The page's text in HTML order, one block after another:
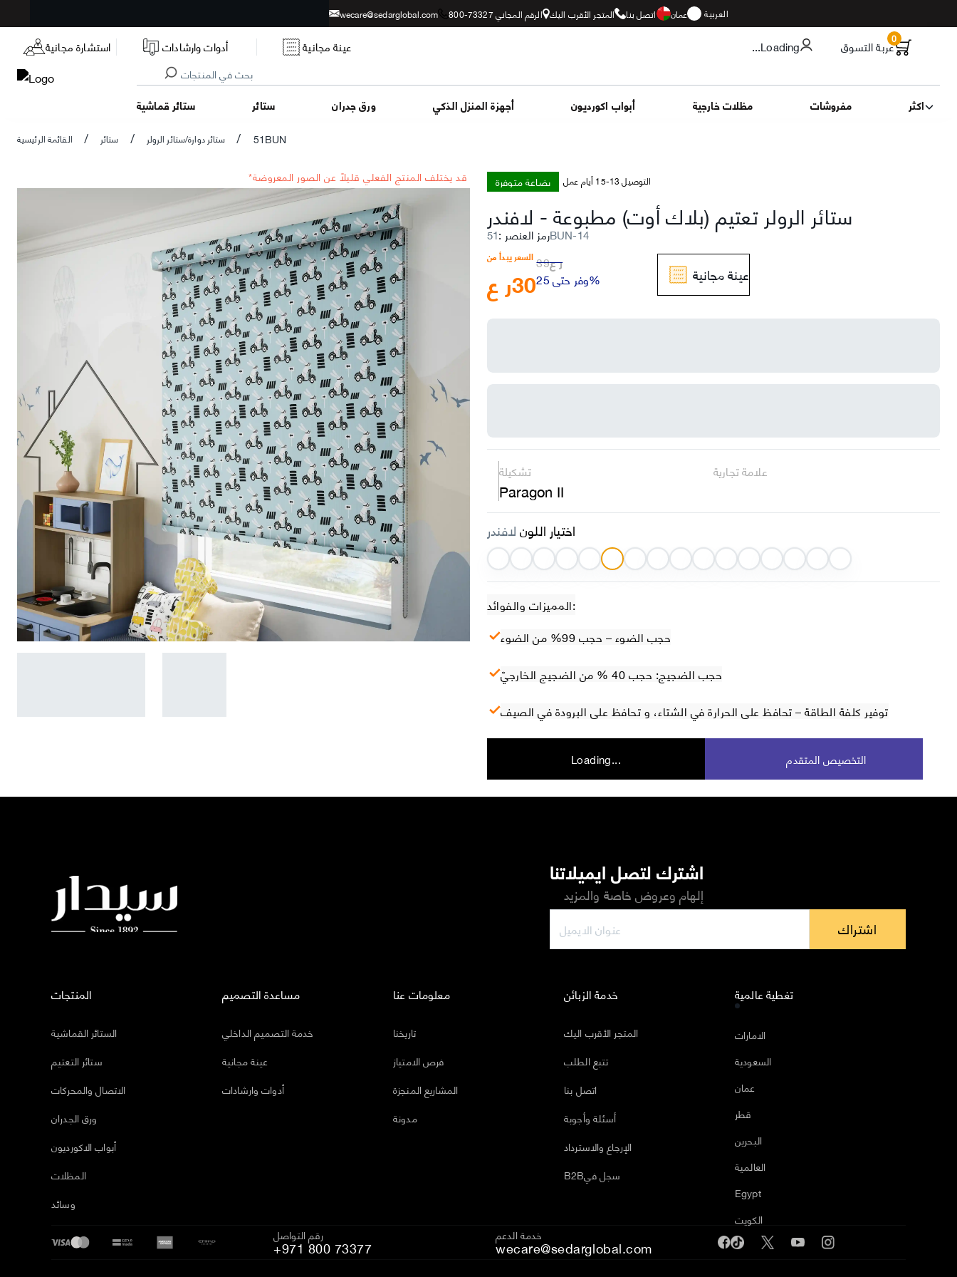
wecare@sedarglobal.com الرقم المجاني 73327-800 المتجر الأقرب اليك اتصل بنا عمان العربية
استشارة مجانية أدوات وارشادات عينة مجانية ...Loading عربة التسوق0
ستائر قماشية ستائر ورق جدران أجهزة المنزل الذكي أبواب اكورديون مظلات خارجية مفروشات اكثر
القائمة الرئيسية / ستائر / ستائر دوارة/ستائر الرولر / 51BUN
*قد يختلف المنتج الفعلي قليلاً عن الصور المعروضة بضاعة متوفرة التوصيل 13-15 أيام عمل
ستائر الرولر تعتيم (بلاك أوت) مطبوعة- لافندر
رمز العنصر : 51BUN-14
السعر يبدأ من
ر ع30
ر ع39
وفر حتى 25%
عينة مجانية
تشكيلة
Paragon II
علامة تجارية
اختيار اللونلافندر
المميزات والفوائد:
حجب الضوء – حجب 99% من الضوء
حجب الضجيج: حجب 40 % من الضجيج الخارجيّ
توفير كلفة الطاقة – تحافظ على الحرارة في الشتاء، و تحافظ على البرودة في الصيف
Loading... التخصيص المتقدم
اشترك لتصل ايميلاتنا
إلهام وعروض خاصة والمزيد
اشتراك
المنتجات
الستائر القماشية
ستائر التعتيم
الاتصال والمحركات
ورق الجدران
أبواب الاكورديون
المظلات
وسائد
مساعدة التصميم
خدمة التصميم الداخلي
عينة مجانية
أدوات وارشادات
معلومات عنا
تاريخنا
فرص الامتياز
المشاريع المنجزة
مدونة
خدمة الزبائن
المتجر الأقرب اليك
تتبع الطلب
اتصل بنا
أسئلة وأجوبة
الإرجاع والاسترداد
B2Bسجل في
تغطية عالمية
الامارات
السعودية
عمان
قطر
البحرين
العالمية
Egypt
الكويت
رقم التواصل
+971 800 73377
خدمة الدعم
wecare@sedarglobal.com